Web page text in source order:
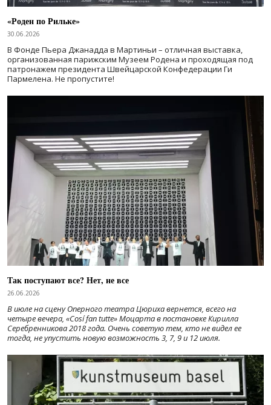
«Роден по Рильке»
30.06.2026
В Фонде Пьера Джанадда в Мартиньи – отличная выставка,
организованная парижским Музеем Родена и проходящая под
патронажем президента Швейцарской Конфедерации Ги
Пармелена. Не пропустите!
Так поступают все? Нет, не все
26.06.2026
В июле на сцену Оперного театра Цюриха вернется, всего на
четыре вечера, «Cosí fan tutte» Моцарта в постановке Кирилла
Серебренникова 2018 года. Очень советую тем, кто не видел ее
тогда, не упустить новую возможность 3, 7, 9 и 12 июля.